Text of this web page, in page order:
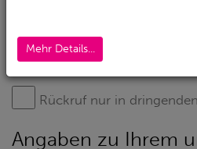
Rückruf nur in
Angaben zu Ihrem
Mehr Details...